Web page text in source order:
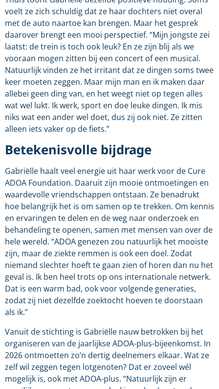
voelt ze zich schuldig dat ze haar dochters niet overal
met de auto naartoe kan brengen. Maar het gesprek
daarover brengt een mooi perspectief. “Mijn jongste zei
laatst: de trein is toch ook leuk? En ze zijn blij als we
vooraan mogen zitten bij een concert of een musical.
Natuurlijk vinden ze het irritant dat ze dingen soms twee
keer moeten zeggen. Maar mijn man en ik maken daar
allebei geen ding van, en het weegt niet op tegen alles
wat wel lukt. Ik werk, sport en doe leuke dingen. Ik mis
niks wat een ander wel doet, dus zij ook niet. Ze zitten
alleen iets vaker op de fiets.”
Betekenisvolle bijdrage
Gabriëlle haalt veel energie uit haar werk voor de Cure
ADOA Foundation. Daaruit zijn mooie ontmoetingen en
waardevolle vriendschappen ontstaan. Ze benadrukt
hoe belangrijk het is om samen op te trekken. Om kennis
en ervaringen te delen en de weg naar onderzoek en
behandeling te openen, samen met mensen van over de
hele wereld. “ADOA genezen zou natuurlijk het mooiste
zijn, maar de ziekte remmen is ook een doel. Zodat
niemand slechter hoeft te gaan zien of horen dan nu het
geval is. Ik ben heel trots op ons internationale netwerk.
Dat is een warm bad, ook voor volgende generaties,
zodat zij niet dezelfde zoektocht hoeven te doorstaan
als ik.”
Vanuit de stichting is Gabriëlle nauw betrokken bij het
organiseren van de jaarlijkse ADOA-plus-bijeenkomst. In
2026 ontmoetten zo’n dertig deelnemers elkaar. Wat ze
zelf wil zeggen tegen lotgenoten? Dat er zoveel wél
mogelijk is, ook met ADOA-plus. “Natuurlijk zijn er